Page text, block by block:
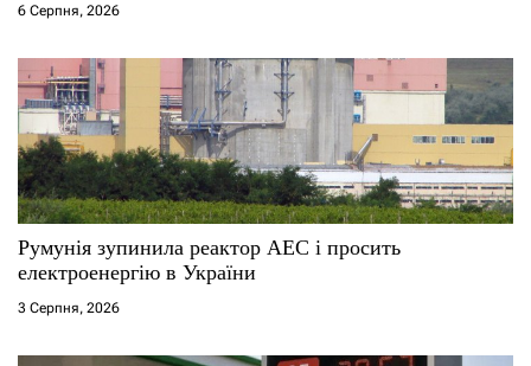
6 Серпня, 2026
Румунія зупинила реактор АЕС і просить
електроенергію в України
3 Серпня, 2026